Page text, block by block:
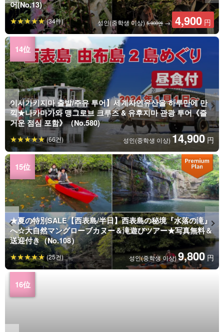
어(No.13)
성인(중학생 이상)5,900엔→ 4,900 円
(34件)
이시가키지마 출발/주유 투어】세계자연유산을 하루만에 만
끽★나카마가와 맹그로브 크루즈 & 유후지마 관광 투어《즐
거운 점심 포함》（No.580)
성인(중학생 이상) 14,900 円
(66건)
★夏の特別SALE【西表島/半日】西表島の秘境『水落の滝』
へ☆大自然マングローブカヌー＆滝遊びツアー★写真無料＆
送迎付き（No.108）
성인(중학생 이상)9,800 円
(25건)